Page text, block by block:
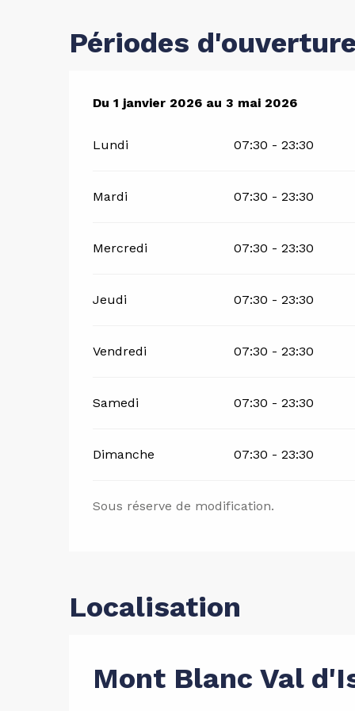
Périodes
Du 1 janvier 2026 au 3 mai 2026
Du 1 janvier 2026 au 3 mai 2026
Lundi 07:30 - 23:30
Mardi 07:30 - 23:30
Mercredi 07:30 - 23:30
Jeudi 07:30 - 23:30
Vendredi 07:30 - 23:30
Samedi 07:30 - 23:30
Dimanche 07:30 - 23:30
Sous réserve de modification.
Localisation
Mont Blanc Val